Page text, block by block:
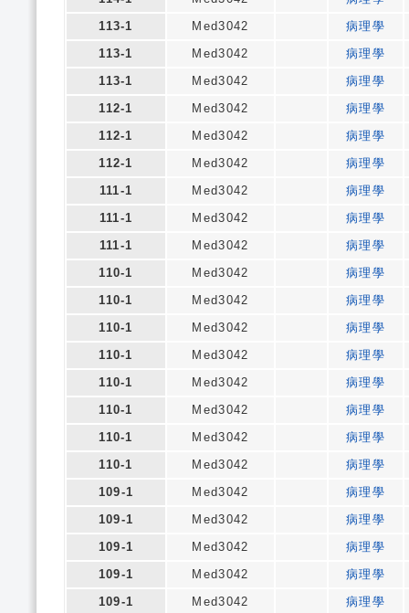
113-1
Med3042
病理學
113-1
Med3042
病理學
113-1
Med3042
病理學
112-1
Med3042
病理學
112-1
Med3042
病理學
112-1
Med3042
病理學
111-1
Med3042
病理學
111-1
Med3042
病理學
111-1
Med3042
病理學
110-1
Med3042
病理學
110-1
Med3042
病理學
110-1
Med3042
病理學
110-1
Med3042
病理學
110-1
Med3042
病理學
110-1
Med3042
病理學
110-1
Med3042
病理學
110-1
Med3042
病理學
109-1
Med3042
病理學
109-1
Med3042
病理學
109-1
Med3042
病理學
109-1
Med3042
病理學
109-1
Med3042
病理學